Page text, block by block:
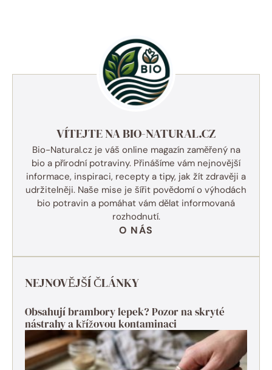
VÍTEJTE NA BIO-NATURAL.CZ
Bio-Natural.cz je váš online magazín zaměřený na
bio a přírodní potraviny. Přinášíme vám nejnovější
informace, inspiraci, recepty a tipy, jak žít zdravěji a
udržitelněji. Naše mise je šířit povědomí o výhodách
bio potravin a pomáhat vám dělat informovaná
rozhodnutí.
O NÁS
NEJNOVĚJŠÍ ČLÁNKY
Obsahují brambory lepek? Pozor na skryté
nástrahy a křížovou kontaminaci